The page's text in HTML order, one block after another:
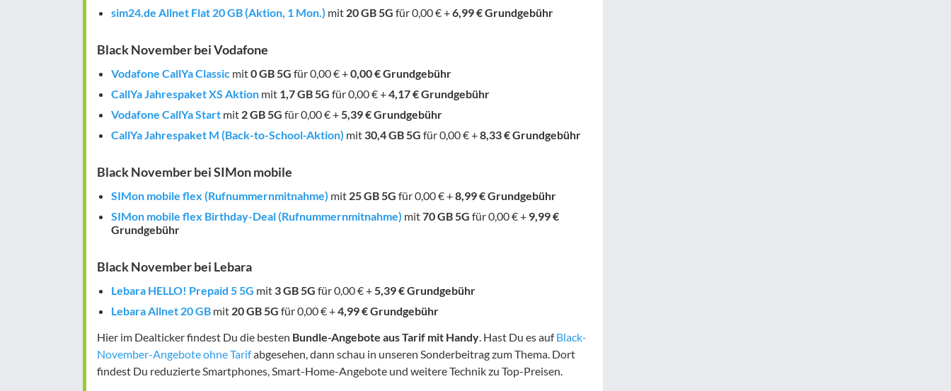
sim24.de Allnet Flat 20 GB (Aktion, 1 Mon.) mit 20 GB5G für 0,00 € +6,99 € Grundgebühr
Black November bei Vodafone
Vodafone CallYa Classic mit0 GB5G für 0,00 € +0,00 € Grundgebühr
CallYa Jahrespaket XS Aktion mit 1,7 GB5G für 0,00 € +4,17 € Grundgebühr
Vodafone CallYa Start mit 2 GB5G für 0,00 € +5,39 € Grundgebühr
CallYa Jahrespaket M (Back-to-School-Aktion) mit 30,4 GB5G für 0,00 € +8,33 € Grundgebühr
Black November bei SIMon mobile
SIMon mobile flex (Rufnummernmitnahme) mit 25 GB5G für 0,00 € +8,99 € Grundgebühr
SIMon mobile flex Birthday-Deal (Rufnummernmitnahme) mit70 GB5G für 0,00 € + 9,99 €
Grundgebühr
Black November bei Lebara
Lebara HELLO! Prepaid 5 5G mit 3 GB5G für 0,00 € +5,39 € Grundgebühr
Lebara Allnet 20 GB mit 20 GB5G für 0,00 € +4,99 € Grundgebühr
Hier im Dealticker findest Du die besten Bundle-Angebote aus Tarif mit Handy. Hast Du es aufBlack-
November-Angebote ohne Tarifabgesehen, dann schau in unseren Sonderbeitrag zum Thema. Dort
findest Du reduzierte Smartphones, Smart-Home-Angebote und weitere Technik zu Top-Preisen.